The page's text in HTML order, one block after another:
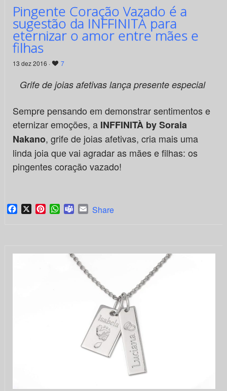
Pingente Coração Vazado é a
sugestão da INFFINITÀ para
eternizar o amor entre mães e
filhas
13 dez 2016 · 7
Grife de joias afetivas lança presente especial
Sempre pensando em demonstrar sentimentos e
eternizar emoções, a INFFINITÀ by Soraia
Nakano, grife de joias afetivas, cria mais uma
linda joia que vai agradar as mães e filhas: os
pingentes coração vazado!
Facebook
X PinterestWhatsApp
TeamsEmail
Share